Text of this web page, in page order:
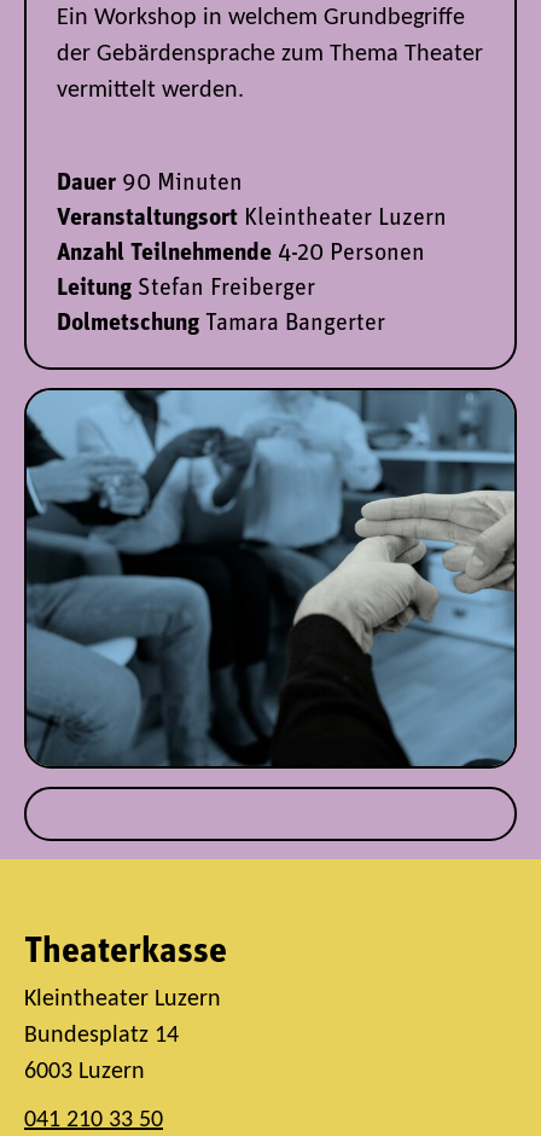
Ein Workshop in welchem Grundbegriffe
der Gebärdensprache zum Thema Theater
vermittelt werden.
Dauer 90 Minuten
Veranstaltungsort Kleintheater Luzern
Anzahl Teilnehmende 4-20 Personen
Leitung Stefan Freiberger
Dolmetschung Tamara Bangerter
Theaterkasse
Kleintheater Luzern
Bundesplatz 14
6003 Luzern
041 210 33 50